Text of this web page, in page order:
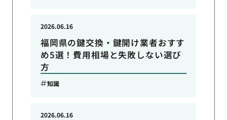
福岡県の鍵交換・鍵開け業者おすす
め5選！費用相場と失敗しない選び
方
2026.06.16
知識
2026.06.16